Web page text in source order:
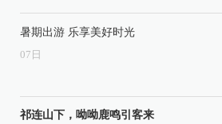
暑期出游 乐享美好时光
07 日
祁连山下，呦呦鹿鸣引客来